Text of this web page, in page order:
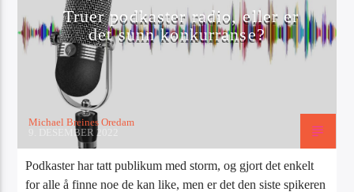
Truer podkaster radio, eller er
det sunn konkurranse?
Michael Breines Oredam
9. DESEMBER 2022
Podkaster har tatt publikum med storm, og gjort det enkelt
for alle å finne noe de kan like, men er det den siste spikeren